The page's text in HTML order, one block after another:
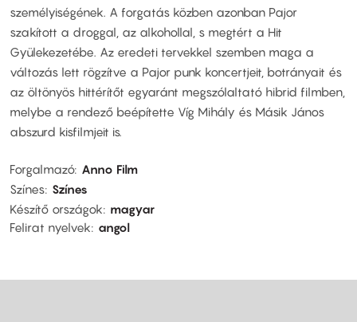
személyiségének. A forgatás közben azonban Pajor
szakított a droggal, az alkohollal, s megtért a Hit
Gyülekezetébe. Az eredeti tervekkel szemben maga a
változás lett rögzítve a Pajor punk koncertjeit, botrányait és
az öltönyös hittérítőt egyaránt megszólaltató hibrid filmben,
melybe a rendező beépítette Víg Mihály és Másik János
abszurd kisfilmjeit is.
Forgalmazó Anno Film
Színes Színes
Készítő országok
magyar
Felirat nyelvek
angol